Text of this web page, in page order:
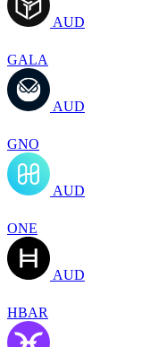
AUD
GALA
AUD
GNO
AUD
ONE
AUD
HBAR